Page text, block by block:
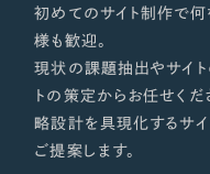
初めてのサイト制作で
様も歓迎。
現状の課題抽出やサイト
トの策定からお任せくだ
略設計を具現化するサイ
ご提案します。